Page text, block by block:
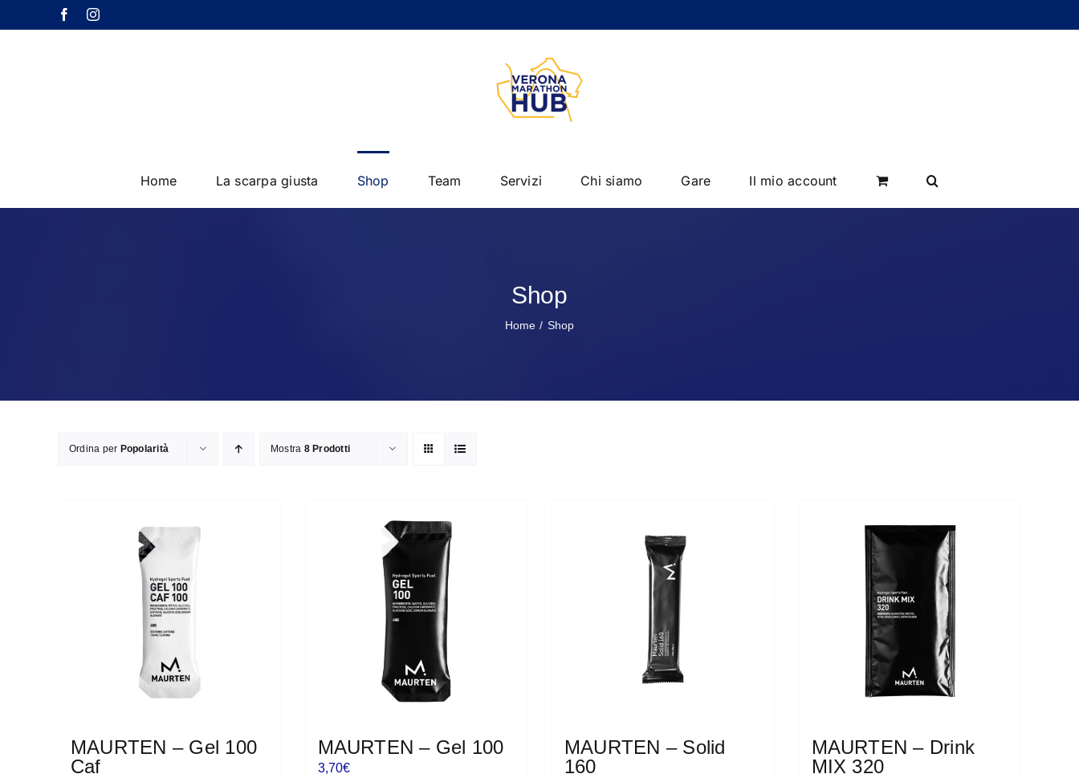
al
FacebookInstagram
Home La scarpa giusta Shop Team Servizi Chi siamo Gare Il mio account
Shop
Home Shop
Ordina per Popolarità Mostra 8 Prodotti
MAURTEN – Gel 100
Caf
MAURTEN – Gel 100
3,70€
MAURTEN – Solid
160
MAURTEN – Drink
MIX 320